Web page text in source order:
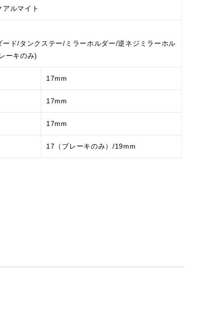
アルマイト
ード/タンクステー/ミラーホルダー/逆ネジミラーホル
ーキのみ)
17mm
17mm
17mm
17（ブレーキのみ）/19mm